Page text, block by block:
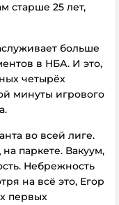
старше 25 лет,
больше
в НБА. И это,
четырёх
минуты игрового
во всей лиге.
паркете. Вакуум,
Небрежность
на всё это, Егор
первых